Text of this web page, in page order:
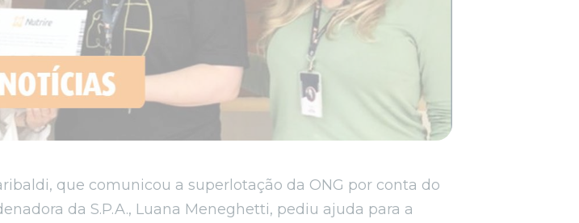
que comunicou a superlotação da ONG por conta do
da S.P.A., Luana Meneghetti, pediu ajuda para a